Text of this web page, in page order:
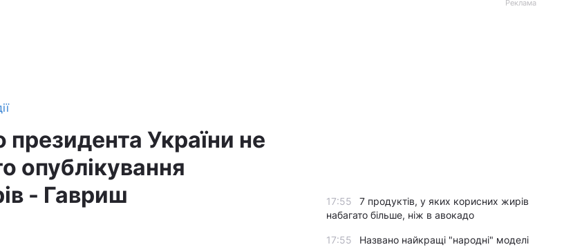
президента України не
опублікування
- Гавриш
Реклама
17:55
7 продуктів, у яких корисних жирів
набагато більше, ніж в авокадо
17:55
Названо найкращі "народні" моделі